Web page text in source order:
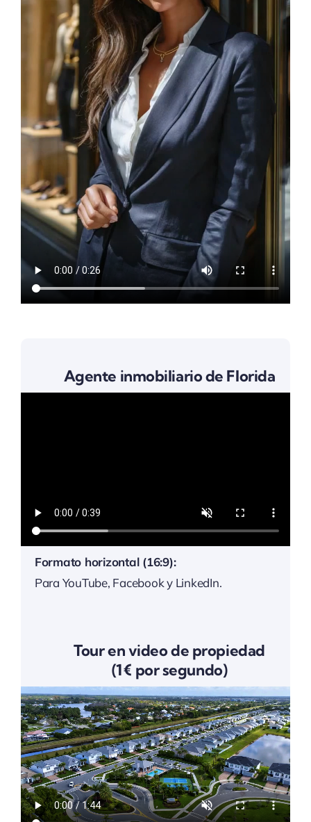
Agente inmobiliario de Florida
Formato horizontal (16:9):
Para YouTube, Facebook y LinkedIn.
Tour en video de propiedad
(1 € por segundo)